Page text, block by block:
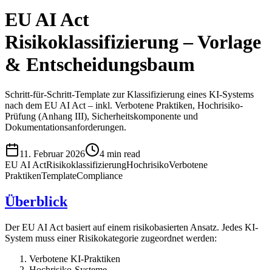
EU AI Act
Risikoklassifizierung – Vorlage
& Entscheidungsbaum
Schritt-für-Schritt-Template zur Klassifizierung eines KI-Systems
nach dem EU AI Act – inkl. Verbotene Praktiken, Hochrisiko-
Prüfung (Anhang III), Sicherheitskomponente und
Dokumentationsanforderungen.
11. Februar 2026
4 min read
EU AI ActRisikoklassifizierungHochrisikoVerbotene
PraktikenTemplateCompliance
Überblick
Der EU AI Act basiert auf einem risikobasierten Ansatz. Jedes KI-
System muss einer Risikokategorie zugeordnet werden:
Verbotene KI-Praktiken